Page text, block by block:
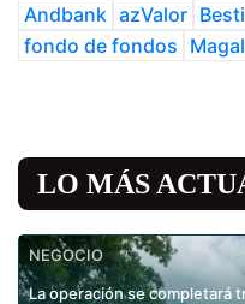
Andbank azValor
fondo de fondos
LO MÁS
NEGOCIO
La operación se completará